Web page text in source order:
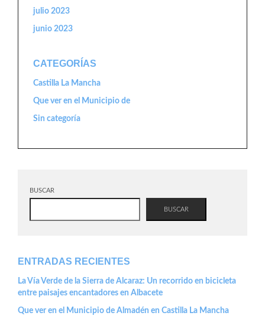
julio 2023
junio 2023
CATEGORÍAS
Castilla La Mancha
Que ver en el Municipio de
Sin categoría
BUSCAR
BUSCAR
ENTRADAS RECIENTES
La Vía Verde de la Sierra de Alcaraz: Un recorrido en bicicleta
entre paisajes encantadores en Albacete
Que ver en el Municipio de Almadén en Castilla La Mancha